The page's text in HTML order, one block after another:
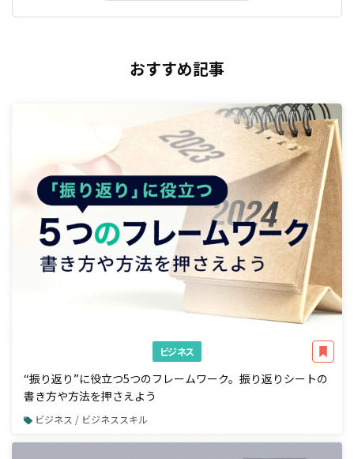
おすすめ記事
ビジネス
“振り返り”に役立つ5つのフレームワーク。振り返りシートの
書き方や方法を押さえよう
ビジネス / ビジネススキル